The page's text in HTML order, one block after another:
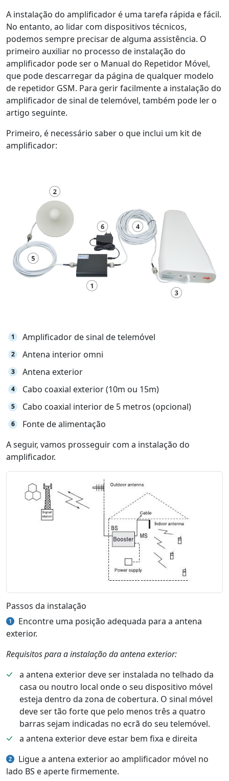
A instalação do amplificador é uma tarefa rápida e fácil.
No entanto, ao lidar com dispositivos técnicos,
podemos sempre precisar de alguma assistência. O
primeiro auxiliar no processo de instalação do
amplificador pode ser o Manual do Repetidor Móvel,
que pode descarregar da página de qualquer modelo
de repetidor GSM. Para gerir facilmente a instalação do
amplificador de sinal de telemóvel, também pode ler o
artigo seguinte.
Primeiro, é necessário saber o que inclui um kit de
amplificador:
Amplificador de sinal de telemóvel
Antena interior omni
Antena exterior
Cabo coaxial exterior (10m ou 15m)
Cabo coaxial interior de 5 metros (opcional)
Fonte de alimentação
A seguir, vamos prosseguir com a instalação do
amplificador.
Passos da instalação
Encontre uma posição adequada para a antena
exterior.
Requisitos para a instalação da antena exterior:
a antena exterior deve ser instalada no telhado da
casa ou noutro local onde o seu dispositivo móvel
esteja dentro da zona de cobertura. O sinal móvel
deve ser tão forte que pelo menos três a quatro
barras sejam indicadas no ecrã do seu telemóvel.
a antena exterior deve estar bem fixa e direita
Ligue a antena exterior ao amplificador móvel no
lado BS e aperte firmemente.